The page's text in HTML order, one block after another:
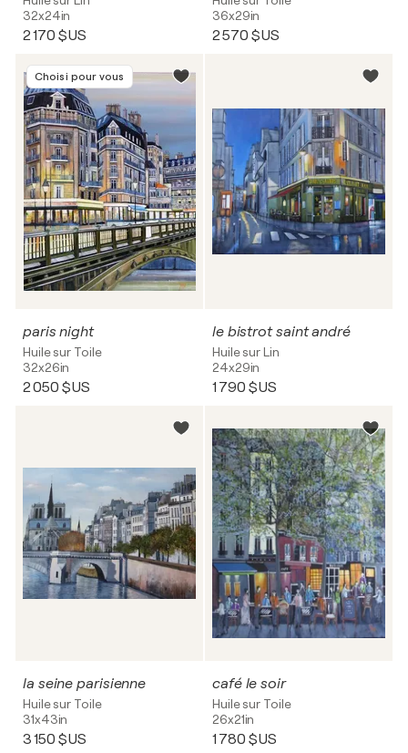
32x24in
2 170 $US
36x29in
2 570 $US
Choisi pour vous
paris night
Huile sur Toile
32x26in
2 050 $US
le bistrot saint andré
Huile sur Lin
24x29in
1 790 $US
la seine parisienne
Huile sur Toile
31x43in
3 150 $US
café le soir
Huile sur Toile
26x21in
1 780 $US